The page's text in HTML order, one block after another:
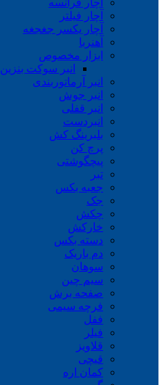
آچار فیلتر
آچار یکسر جغجغه
آهنربا
ابزار مخصوص
انبر سوکت بنزین
انبر آرماتوربندی
انبر جوش
انبر قفلی
انبردست
بلبرینگ کش
پرچ کن
پیچگوشتی
تبر
جعبه بکس
جک
چکش
خارکش
دسته بکس
دم باریک
سوهان
سیم چین
صفحه برش
فرچه سیمی
ففل
فیلر
قلاویز
قیچی
کمان اره